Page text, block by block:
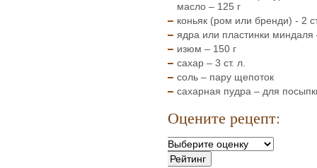
масло – 125 г
коньяк (ром или бренди) - 2
ядра или пластинки миндаля
изюм – 150 г
сахар – 3 ст. л.
соль – пару щепоток
сахарная пудра – для
Оцените рецепт: